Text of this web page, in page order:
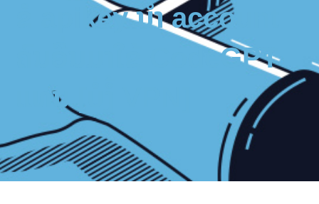
ຂໍ apikey ນຳ account
ຄົນອື່ນມາໃຊ້ CodeGPT
ແທນ [ບໍ່ງໍ້ VPN]